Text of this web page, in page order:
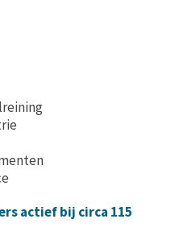
actief bij circa 115